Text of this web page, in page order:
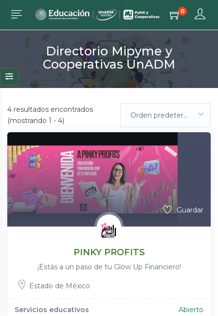
0
Directorio Mipyme y
Cooperativas UnADM
4 resultados encontrados
(mostrando 1 - 4)
Orden predeterminada
Guardar
PINKY PROFITS
¡Estás a un paso de tu Glow Up Financiero!
Estado de México
Servicios educativos Abierto